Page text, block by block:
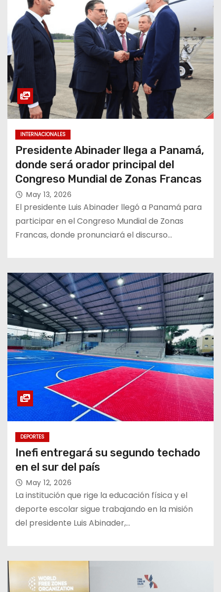
INTERNACIONALES
Presidente Abinader llega a Panamá,
donde será orador principal del
Congreso Mundial de Zonas Francas
May 13, 2026
El presidente Luis Abinader llegó a Panamá para
participar en el Congreso Mundial de Zonas
Francas, donde pronunciará el discurso…
DEPORTES
Inefi entregará su segundo techado
en el sur del país
May 12, 2026
La institución que rige la educación física y el
deporte escolar sigue trabajando en la misión
del presidente Luis Abinader,…